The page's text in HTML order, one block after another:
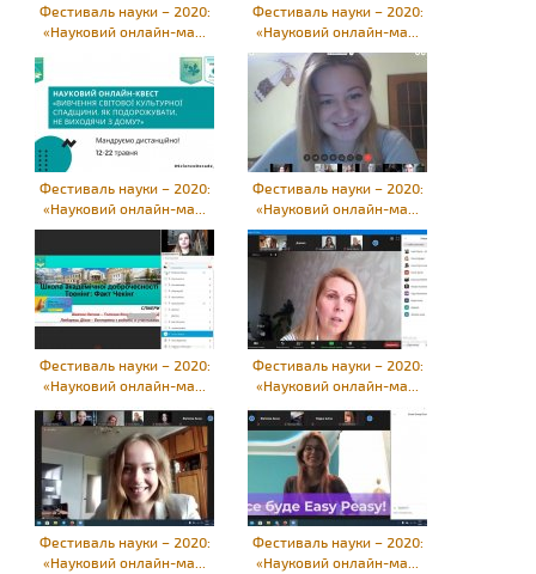
Фестиваль науки – 2020:
«Науковий онлайн-ма...
Фестиваль науки – 2020:
«Науковий онлайн-ма...
Фестиваль науки – 2020:
«Науковий онлайн-ма...
Фестиваль науки – 2020:
«Науковий онлайн-ма...
Фестиваль науки – 2020:
«Науковий онлайн-ма...
Фестиваль науки – 2020:
«Науковий онлайн-ма...
Фестиваль науки – 2020:
«Науковий онлайн-ма...
Фестиваль науки – 2020:
«Науковий онлайн-ма...